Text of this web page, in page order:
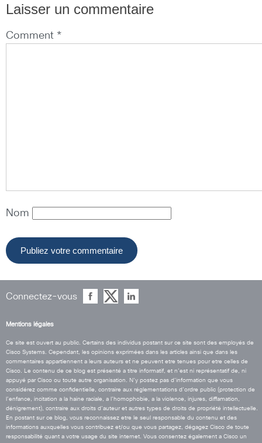
Laisser un commentaire
Comment *
Nom
Connectez-vous
Mentions légales
Ce site est ouvert au public. Certains des individus postant sur ce site sont des employés de
Cisco Systems. Cependant, les opinions exprimées dans les articles ainsi que dans les
commentaires appartiennent a leurs auteurs et ne peuvent etre tenues pour etre celles de
Cisco. Le contenu de ce blog est présenté a titre informatif, et n’est ni représentatif de, ni
appuyé par Cisco ou toute autre organisation. N’y postez pas d’information que vous
considérez comme confidentielle, contraire aux réglementations d’ordre public (protection de
l’enfance, incitation a la haine raciale, a l’homophobie, a la violence, injures, diffamation,
dénigrement), contraire aux droits d’auteur et autres types de droits de propriété intellectuelle.
En postant sur ce blog, vous reconnaissez etre le seul responsable du contenu et des
informations auxquelles vous contribuez et/ou que vous partagez, dégagez Cisco de toute
responsabilité quant a votre usage du site internet. Vous consentez également a Cisco un